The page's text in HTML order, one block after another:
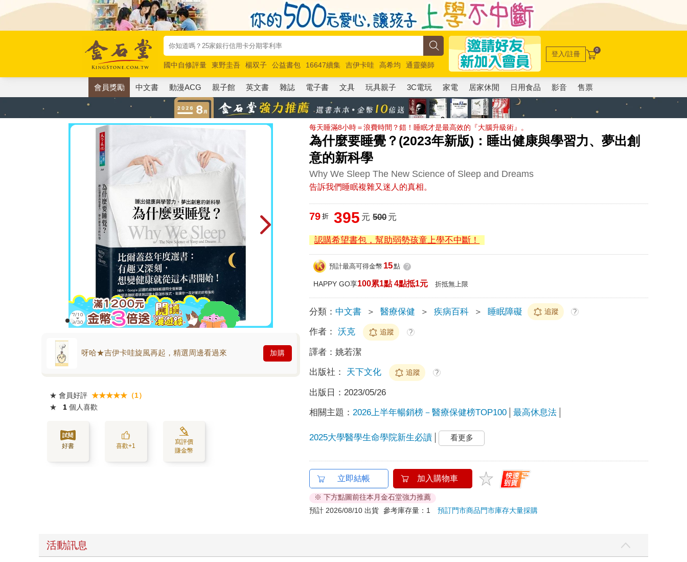
國中自修評量 東野圭吾 楊双子 公益書包 16647續集 吉伊卡哇 高希均
通靈藥師
唯紅花綻放
奧德賽 路邊攤新作 馬斯克 玩具總動員5 超慢跑
登入/註冊 0
會員獎勵 中文書 動漫ACG 親子館 英文書 雜誌 電子書 文具 玩具親子 3C電玩 家電 居家休閒 日用食品 影音 售票
每天睡滿8小時＝浪費時間？錯！睡眠才是最高效的『大腦升級術』。
為什麼要睡覺？(2023年新版)：睡出健康與學習力、夢出創
意的新科學
Why We Sleep The New Science of Sleep and Dreams
告訴我們睡眠複雜又迷人的真相。
呀哈★吉伊卡哇旋風再起，精選周邊看過來 加購
★ 會員好評 ★★★★★（1）
★
1 個人喜歡
好書 喜歡+1
寫評價
賺金幣
79 折 395 元 500元
認購希望書包，幫助弱勢孩童上學不中斷！
預計最高可得金幣 15點 ?
HAPPY GO享100累1點 4點抵1元 折抵無上限
分類： 中文書 ＞ 醫療保健 ＞ 疾病百科 ＞ 睡眠障礙 追蹤 ?
作者： 沃克 追蹤 ?
譯者：姚若潔
出版社： 天下文化 追蹤 ?
出版日： 2023/05/26
相關主題： 2026上半年暢銷榜－醫療保健榜TOP100 最高休息法
2025大學醫學生命學院新生必讀 看更多
立即結帳 加入購物車
※ 下方點圖前往本月金石堂強力推薦
預計 2026/08/10 出貨 參考庫存量：1預訂門市商品門市庫存大量採購
活動訊息